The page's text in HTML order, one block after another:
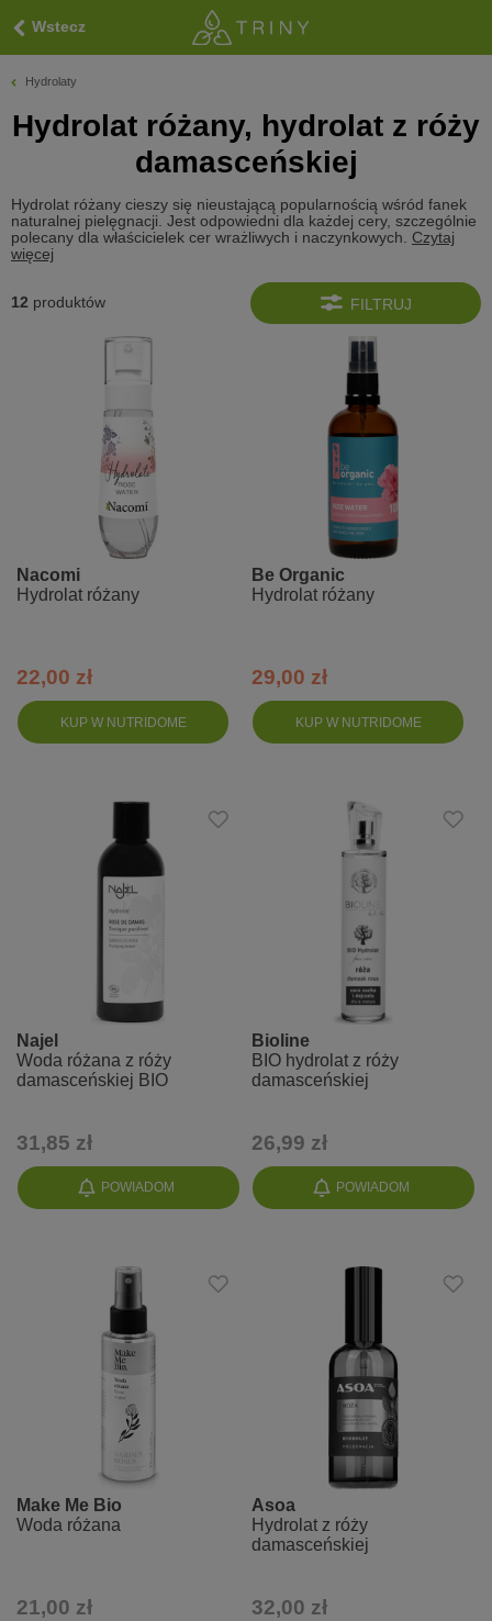
Wstecz
Hydrolaty
Hydrolat różany, hydrolat z róży
damasceńskiej
Hydrolat różany cieszy się nieustającą popularnością wśród fanek
naturalnej pielęgnacji. Jest odpowiedni dla każdej cery, szczególnie
polecany dla właścicielek cer wrażliwych i naczynkowych. Czytaj
więcej
FILTRUJ
12 produktów
KUP W NUTRIDOME
Nacomi
Hydrolat różany
22,00 zł
KUP W NUTRIDOME
Be Organic
Hydrolat różany
29,00 zł
POWIADOM
Najel
Woda różana z róży
damasceńskiej BIO
31,85 zł
POWIADOM
Bioline
BIO hydrolat z róży
damasceńskiej
26,99 zł
Make Me Bio
Woda różana
21,00 zł
Asoa
Hydrolat z róży
damasceńskiej
32,00 zł